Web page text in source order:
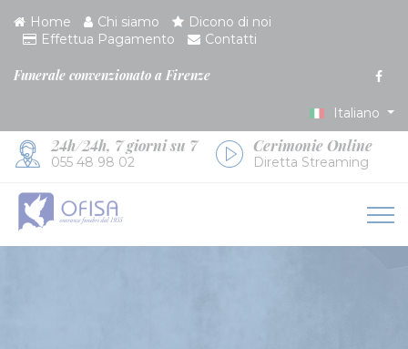
Home Chi siamo
Dicono di noi
Effettua Pagamento
Contatti
Funerale convenzionato a Firenze
Italiano
24h/24h, 7 giorni su 7
055 48 98 02
Cerimonie Online
Diretta Streaming